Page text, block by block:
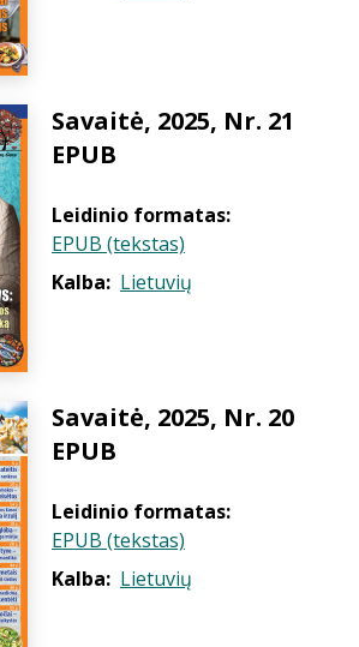
Savaitė, 2025, Nr. 21
EPUB
Leidinio formatas:
EPUB (tekstas)
Kalba: Lietuvių
Savaitė, 2025, Nr. 20
EPUB
Leidinio formatas:
EPUB (tekstas)
Kalba: Lietuvių